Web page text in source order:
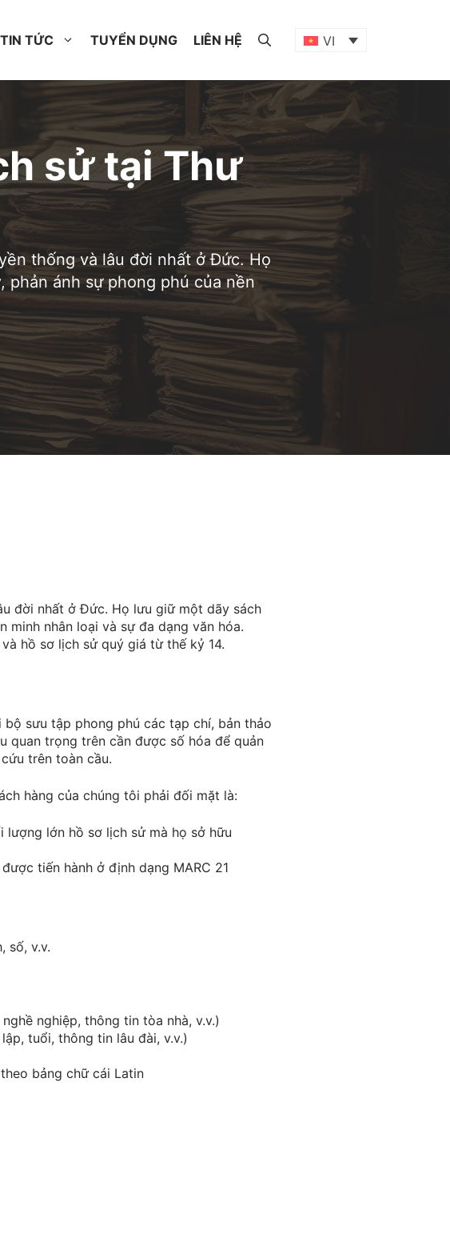
TIN TỨC TUYỂN DỤNG LIÊN HỆ VI
sử tại Thư
thống và lâu đời nhất ở Đức. Họ
ánh sự phong phú của nền
đời nhất ở Đức. Họ lưu giữ một dãy sách
minh nhân loại và sự đa dạng văn hóa.
hồ sơ lịch sử quý giá từ thế kỷ 14.
sưu tập phong phú các tạp chí, bản thảo
quan trọng trên cần được số hóa để quản
trên toàn cầu.
hàng của chúng tôi phải đối mặt là:
lớn hồ sơ lịch sử mà họ sở hữu
tiến hành ở định dạng MARC 21
số, v.v.
nghiệp, thông tin tòa nhà, v.v.)
tuổi, thông tin lâu đài, v.v.)
bảng chữ cái Latin